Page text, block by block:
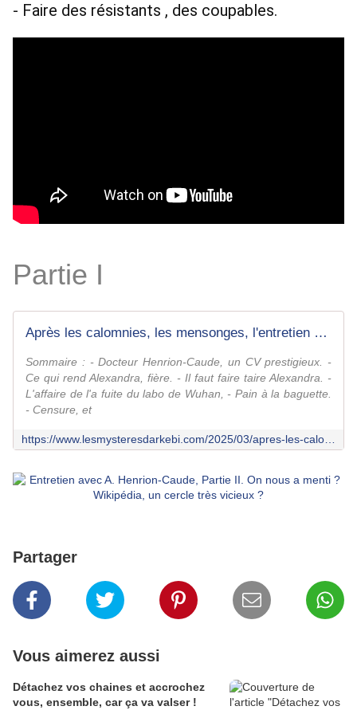
- Faire des résistants , des coupables.
Partie I
Après les calomnies, les mensonges, l'entretien vérité d'Alexandra Henrion-Caude! - Le fil d'Arkébi
Sommaire : - Docteur Henrion-Caude, un CV prestigieux. -
Ce qui rend Alexandra, fière. - Il faut faire taire Alexandra. -
L'affaire de l'a fuite du labo de Wuhan, - Pain à la baguette.
- Censure, et
Partager
Vous aimerez aussi
Détachez vos chaines et accrochez
vous, ensemble, car ça va valser !